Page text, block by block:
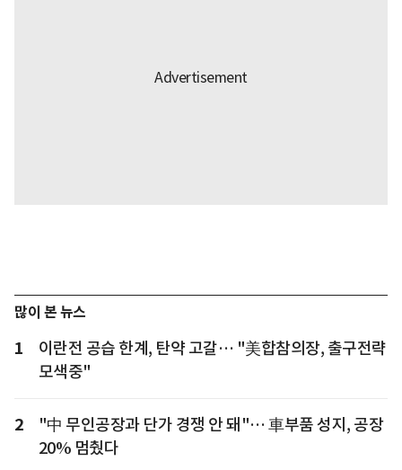
많이 본 뉴스
1
이란전 공습 한계, 탄약 고갈… "美합참의장, 출구전략
모색중"
2
"中 무인공장과 단가 경쟁 안 돼"… 車부품 성지, 공장
20% 멈췄다